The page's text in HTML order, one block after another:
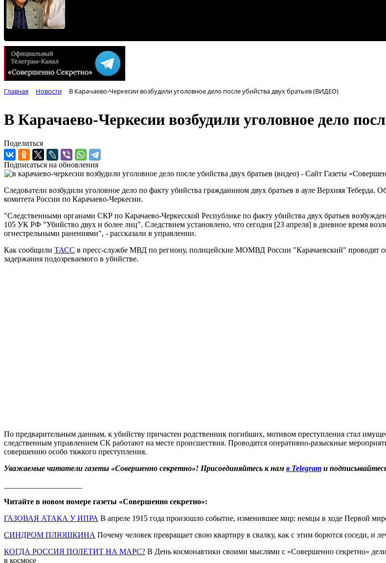
Главная Новости В Карачаево-Черкесии возбудили уголовное дело после убийства двух братьев (ВИДЕО)
В Карачаево-Черкесии возбудили уголовное дело
Поделиться
Подписаться на обновления
Следователи возбудили уголовное дело по факту убийства гражданином двух братьев в ауле Верхняя
комитета России по Карачаево-Черкесии.
"Следственными органами СКР по Карачаево-Черкесской Республике по факту убийства двух братьев
105 УК РФ "Убийство двух и более лиц". Следствием установлено, что сегодня [23 апреля] в дневное время
огнестрельными ранениями", - рассказали в управлении.
Как сообщили ТАСС в пресс-службе МВД по региону, полицейские МОМВД России "Карачаевский" проводят
задержания подозреваемого в убийстве.
По предварительным данным, к убийству причастен родственник погибших, мотивом преступления стал
следственным управлением СК работают на месте происшествия. Проводятся оперативно-разыскные
совершению особо тяжкого преступления.
Уважаемые читатели газеты «Совершенно секретно»! Присоединяйтесь к нам в Telegram и
Читайте в новом номере газеты «Совершенно секретно»:
ГАЗОВАЯ АТАКА У ИПРА В апреле 1915 года произошло событие, изменившее мир: немцы в ходе Первой
СИНДРОМ ПЛЮШКИНА Почему человек превращает свою квартиру в свалку, как с этим борются соседи, и
КОГДА РОССИЯ ПОЛЕТИТ НА МАРС? В День космонавтики своими мыслями с «Совершенно секретно»
в космосе